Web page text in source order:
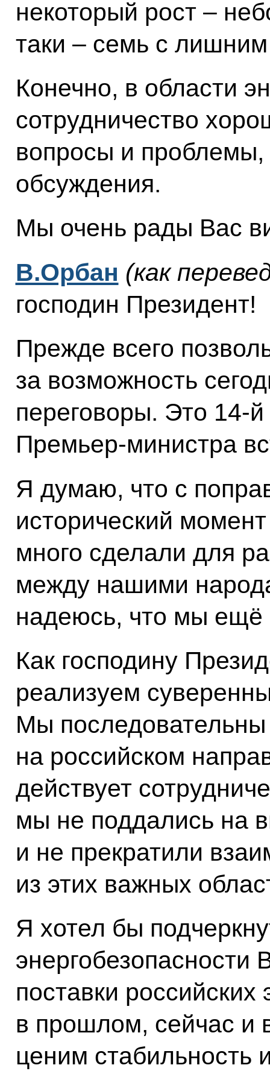
некоторый рост –
таки – семь с
Конечно, в области
сотрудничество
вопросы и
обсуждения.
Мы очень рады Вас
В.Орбан (как
господин Президент!
Прежде всего
за возможность
переговоры. Это 14-й
Премьер-министра
Я думаю, что с
исторический
много сделали для
между нашими
надеюсь, что мы ещё
Как господину
реализуем
Мы
на российском
действует
мы не поддались на
и не прекратили
из этих важных
Я хотел бы
энергобезопасности
поставки российских
в прошлом, сейчас
ценим стабильность